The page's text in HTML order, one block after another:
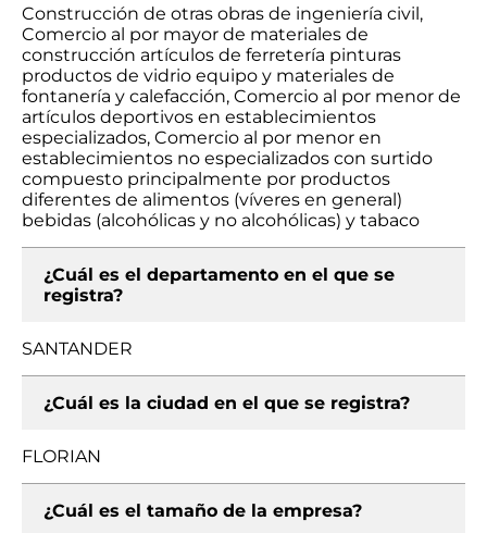
Construcción de otras obras de ingeniería civil,
Comercio al por mayor de materiales de
construcción artículos de ferretería pinturas
productos de vidrio equipo y materiales de
fontanería y calefacción, Comercio al por menor de
artículos deportivos en establecimientos
especializados, Comercio al por menor en
establecimientos no especializados con surtido
compuesto principalmente por productos
diferentes de alimentos (víveres en general)
bebidas (alcohólicas y no alcohólicas) y tabaco
¿Cuál es el departamento en el que se
registra?
SANTANDER
¿Cuál es la ciudad en el que se registra?
FLORIAN
¿Cuál es el tamaño de la empresa?